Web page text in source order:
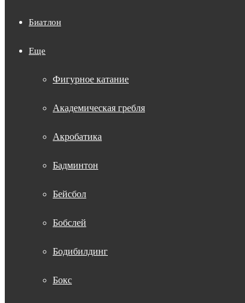
Биатлон
Еще
Фигурное катание
Академическая гребля
Акробатика
Бадминтон
Бейсбол
Бобслей
Бодибилдинг
Бокс